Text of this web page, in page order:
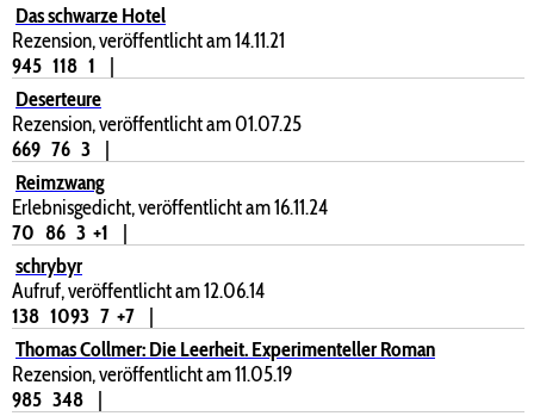
Das schwarze Hotel
Rezension, veröffentlicht am 14.11.21
945 118 1
|
Deserteure
Rezension, veröffentlicht am 01.07.25
669 76 3
|
Reimzwang
Erlebnisgedicht, veröffentlicht am 16.11.24
70 86 3 +1
|
schrybyr
Aufruf, veröffentlicht am 12.06.14
138 1093 7 +7
|
Thomas Collmer: Die Leerheit. Experimenteller Roman
Rezension, veröffentlicht am 11.05.19
985 348 |